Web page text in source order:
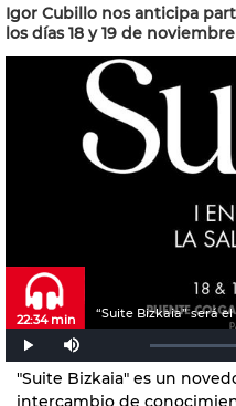
Igor Cubillo nos anticipa
los días 18 y 19 de
“Suite Bizkaia” será
22:34 min
"Suite Bizkaia" es un
intercambio de